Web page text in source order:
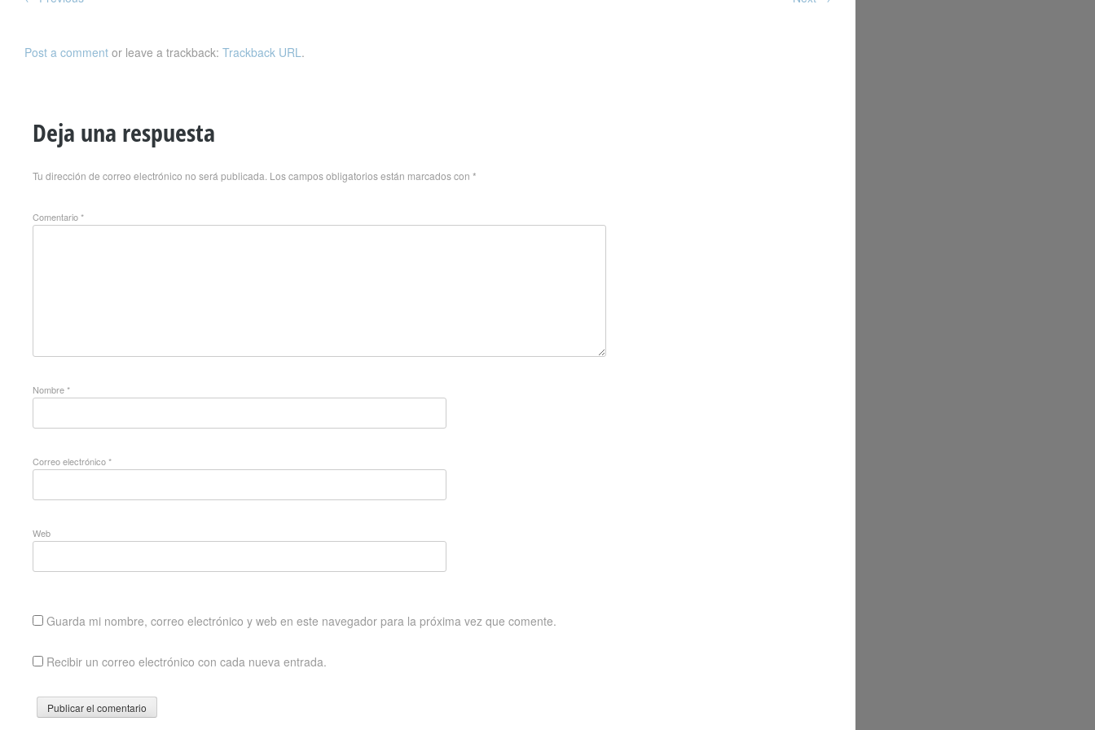
Post a comment or leave a trackback: Trackback URL.
Deja una respuesta
Tu dirección de correo electrónico no será publicada. Los campos obligatorios están marcados con *
Comentario*
Nombre*
Correo electrónico*
Web
Guarda mi nombre, correo electrónico y web en este navegador para la próxima vez que comente.
Recibir un correo electrónico con cada nueva entrada.